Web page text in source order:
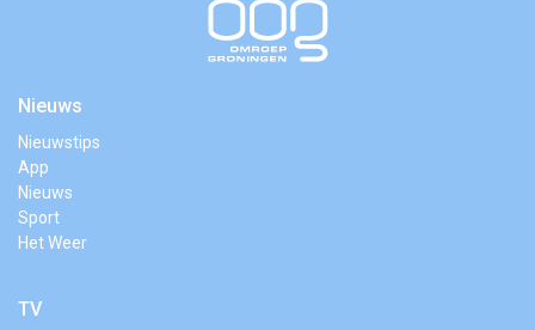
Nieuws
Nieuwstips
App
Nieuws
Sport
Het Weer
TV